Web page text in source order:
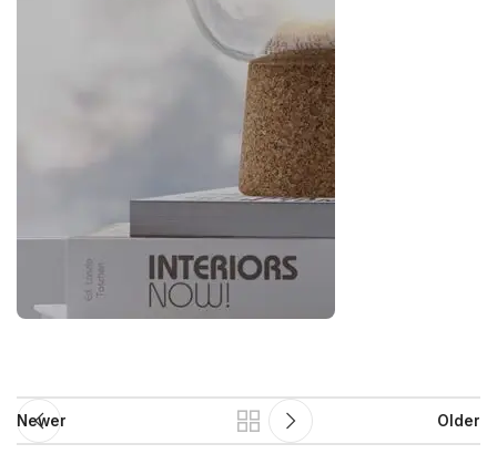
Newer Older